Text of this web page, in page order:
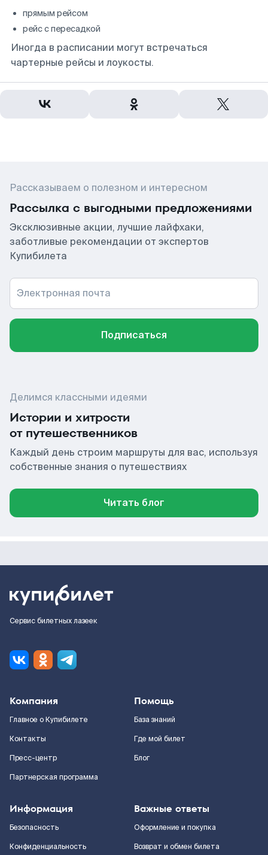
прямым рейсом
рейс с пересадкой
Иногда в расписании могут встречаться
чартерные рейсы и лоукосты.
Рассказываем о полезном и интересном
Рассылка с выгодными предложениями
Эксклюзивные акции, лучшие лайфхаки,
заботливые рекомендации от экспертов
Купибилета
Электронная почта
Подписаться
Делимся классными идеями
Истории и хитрости
от путешественников
Каждый день строим маршруты для вас, используя
собственные знания о путешествиях
Читать блог
Сервис билетных лазеек
Компания
Главное о Купибилете
Контакты
Пресс-центр
Партнерская программа
Помощь
База знаний
Где мой билет
Блог
Информация
Безопасность
Конфиденциальность
Важные ответы
Оформление и покупка
Возврат и обмен билета